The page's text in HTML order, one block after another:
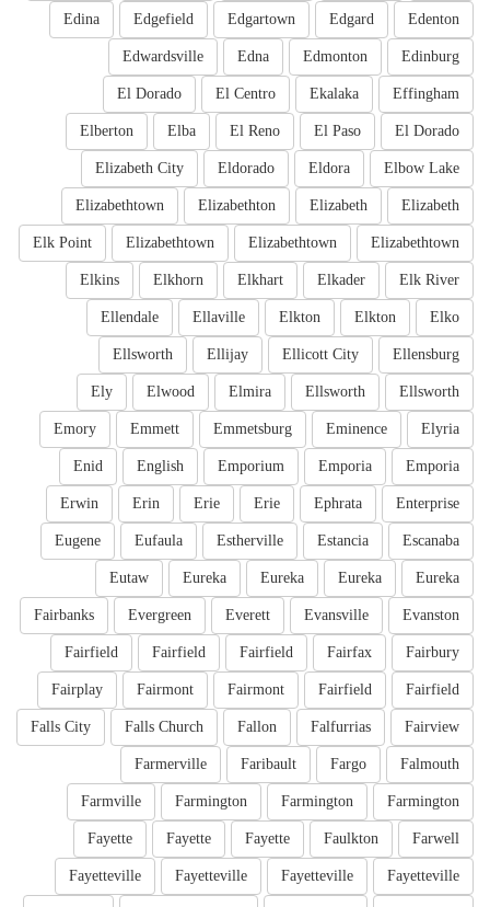
Edenton
Edgard
Edgartown
Edgefield
Edina
Edinburg
Edmonton
Edna
Edwardsville
Effingham
Ekalaka
El Centro
El Dorado
El Dorado
El Paso
El Reno
Elba
Elberton
Elbow Lake
Eldora
Eldorado
Elizabeth City
Elizabeth
Elizabeth
Elizabethton
Elizabethtown
Elizabethtown
Elizabethtown
Elizabethtown
Elk Point
Elk River
Elkader
Elkhart
Elkhorn
Elkins
Elko
Elkton
Elkton
Ellaville
Ellendale
Ellensburg
Ellicott City
Ellijay
Ellsworth
Ellsworth
Ellsworth
Elmira
Elwood
Ely
Elyria
Eminence
Emmetsburg
Emmett
Emory
Emporia
Emporia
Emporium
English
Enid
Enterprise
Ephrata
Erie
Erie
Erin
Erwin
Escanaba
Estancia
Estherville
Eufaula
Eugene
Eureka
Eureka
Eureka
Eureka
Eutaw
Evanston
Evansville
Everett
Evergreen
Fairbanks
Fairbury
Fairfax
Fairfield
Fairfield
Fairfield
Fairfield
Fairfield
Fairmont
Fairmont
Fairplay
Fairview
Falfurrias
Fallon
Falls Church
Falls City
Falmouth
Fargo
Faribault
Farmerville
Farmington
Farmington
Farmington
Farmville
Farwell
Faulkton
Fayette
Fayette
Fayette
Fayetteville
Fayetteville
Fayetteville
Fayetteville